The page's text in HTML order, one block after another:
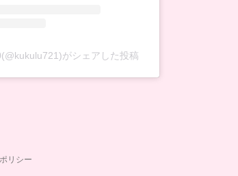
がシェアした投稿
リシー